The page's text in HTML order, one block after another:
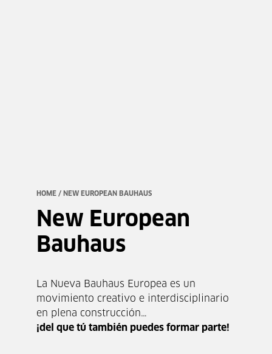
HOME / NEW EUROPEAN BAUHAUS
New European
Bauhaus
La Nueva Bauhaus Europea es un
movimiento creativo e interdisciplinario
en plena construcción…
¡del que tú también puedes formar parte!